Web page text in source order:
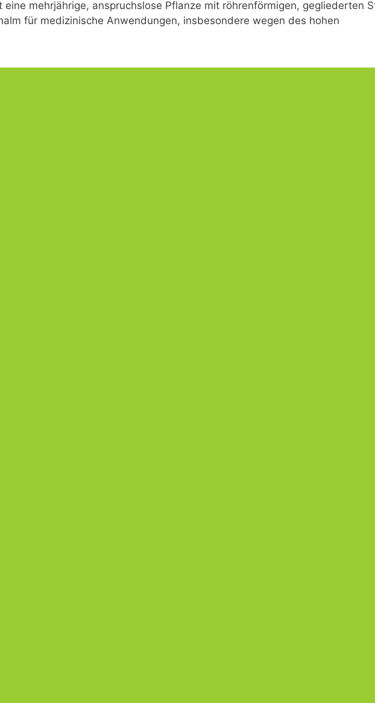
eine mehrjährige, anspruchslose Pflanze mit röhrenförmigen, gegliederten
für medizinische Anwendungen, insbesondere wegen des hohen